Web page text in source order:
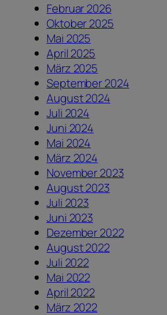
Februar 2026
Oktober 2025
Mai 2025
April 2025
März 2025
September 2024
August 2024
Juli 2024
Juni 2024
Mai 2024
März 2024
November 2023
August 2023
Juli 2023
Juni 2023
Dezember 2022
August 2022
Juli 2022
Mai 2022
April 2022
März 2022